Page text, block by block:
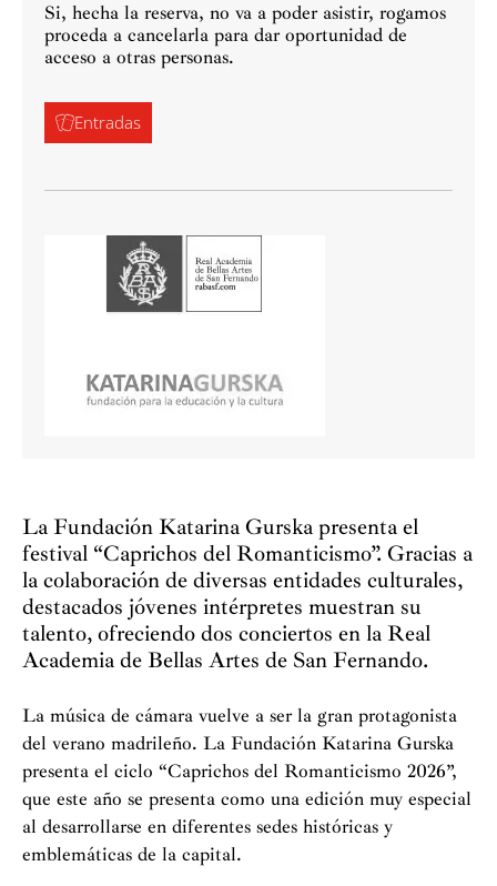
Si, hecha la reserva, no va a poder asistir, rogamos
proceda a cancelarla para dar oportunidad de
acceso a otras personas.
Entradas
La Fundación Katarina Gurska presenta el
festival “Caprichos del Romanticismo”. Gracias a
la colaboración de diversas entidades culturales,
destacados jóvenes intérpretes muestran su
talento, ofreciendo dos conciertos en la Real
Academia de Bellas Artes de San Fernando.
La música de cámara vuelve a ser la gran protagonista
del verano madrileño. La Fundación Katarina Gurska
presenta el ciclo “Caprichos del Romanticismo 2026”,
que este año se presenta como una edición muy especial
al desarrollarse en diferentes sedes históricas y
emblemáticas de la capital.